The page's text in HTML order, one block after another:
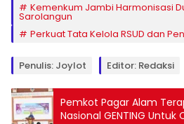
Kemenkum Jambi Harmonisasi
Sarolangun
Perkuat Tata Kelola RSUD dan
Penulis: Joylot Editor: Redaksi
Pemkot Pagar Alam
Nasional GENTING